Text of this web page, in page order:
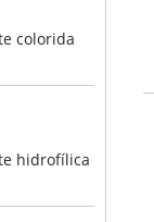
colorida
hidrofílica